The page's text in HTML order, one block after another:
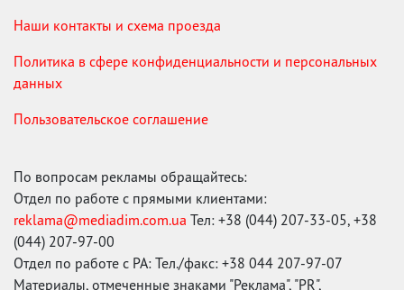
Наши контакты и схема проезда
Политика в сфере конфиденциальности и персональных
данных
Пользовательское соглашение
По вопросам рекламы обращайтесь:
Отдел по работе с прямыми клиентами:
reklama@mediadim.com.ua Тел: +38 (044) 207-33-05, +38
(044) 207-97-00
Отдел по работе с РА: Тел./факс: +38 044 207-97-07
Материалы, отмеченные знаками "Реклама", "PR",